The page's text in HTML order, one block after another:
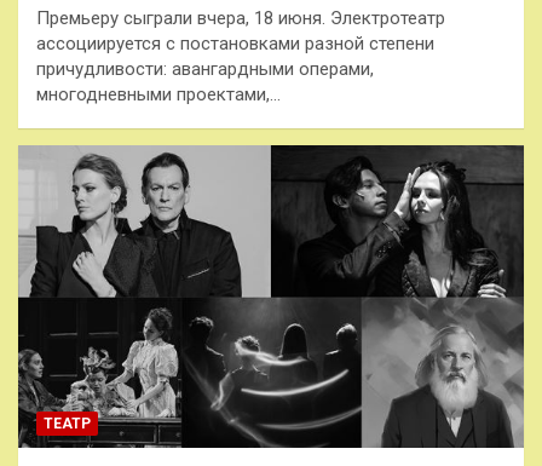
Премьеру сыграли вчера, 18 июня. Электротеатр
ассоциируется с постановками разной степени
причудливости: авангардными операми,
многодневными проектами,…
ТЕАТР